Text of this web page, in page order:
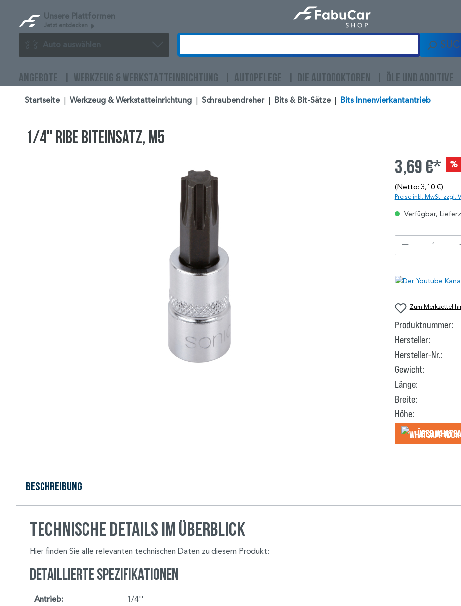
Unsere Plattformen
Jetzt entdecken
Auto auswählen
ANGEBOTE WERKZEUG & WERKSTATTEINRICHTUNG AUTOPFLEGE DIE AUTODOKTOREN ÖLE UND ADDITIVE
Startseite Werkzeug & Werkstatteinrichtung Schraubendreher Bits & Bit-Sätze Bits Innenvierkantantrieb
1/4'' Ribe Biteinsatz, M5
3,69 €* %
(Netto: 3,10 €)
Preise inkl. MwSt. zzgl.
Verfügbar,
Zum Merkzettel
Produktnummer:
Hersteller:
Hersteller-Nr.:
Gewicht:
Länge:
Breite:
Höhe:
Über
Beschreibung
Technische Details im Überblick
Hier finden Sie alle relevanten technischen Daten zu diesem Produkt:
Detaillierte Spezifikationen
Antrieb: 1/4''